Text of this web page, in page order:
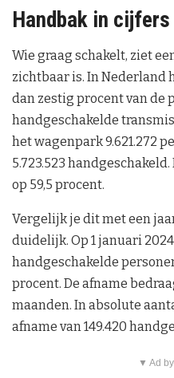
Handbak in cijfers
Wie graag schakelt, ziet
zichtbaar is. In Nederland
dan zestig procent van de
handgeschakelde
het wagenpark 9.621.272
5.723.523
op 59,5 procent.
Vergelijk je dit met een
duidelijk. Op 1 januari
handgeschakelde
procent. De afname
maanden. In absolute
afname van 149.420
▼ Ad